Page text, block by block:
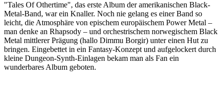
"Tales Of Othertime", das erste Album der amerikanischen Black-
Metal-Band, war ein Knaller. Noch nie gelang es einer Band so
leicht, die Atmosphäre von epischem europäischem Power Metal –
man denke an Rhapsody – und orchestrischem norwegischem Black
Metal mittlerer Prägung (hallo Dimmu Borgir) unter einen Hut zu
bringen. Eingebettet in ein Fantasy-Konzept und aufgelockert durch
kleine Dungeon-Synth-Einlagen bekam man als Fan ein
wunderbares Album geboten.